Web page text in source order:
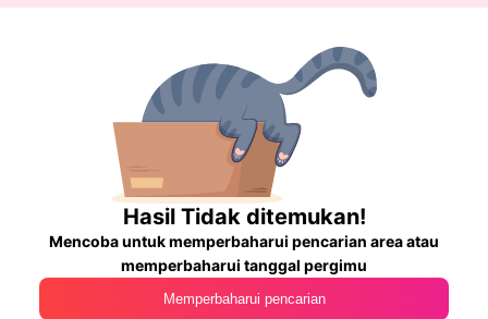
Hasil Tidak ditemukan!
Mencoba untuk memperbaharui pencarian area atau
memperbaharui tanggal pergimu
Memperbaharui pencarian